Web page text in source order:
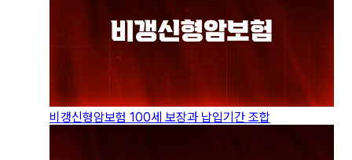
비갱신형암보험 100세 보장과 납입기간 조합